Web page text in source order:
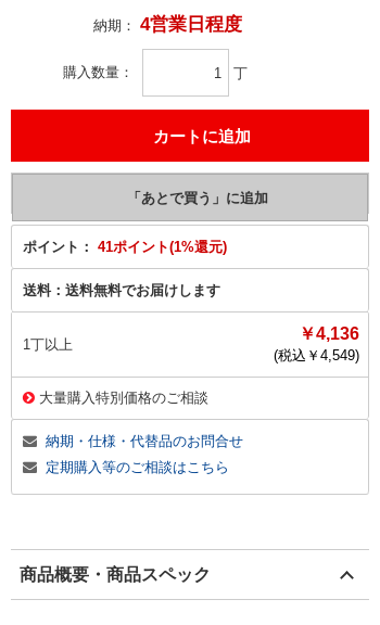
納期： 4営業日程度
購入数量 丁
ポイント： 41ポイント(1%還元)
送料： 送料無料でお届けします
1丁以上
￥4,136
(税込￥ 4,549)
大量購入特別価格のご相談
納期・仕様・代替品のお問合せ
定期購入等のご相談はこちら
商品概要・商品スペック